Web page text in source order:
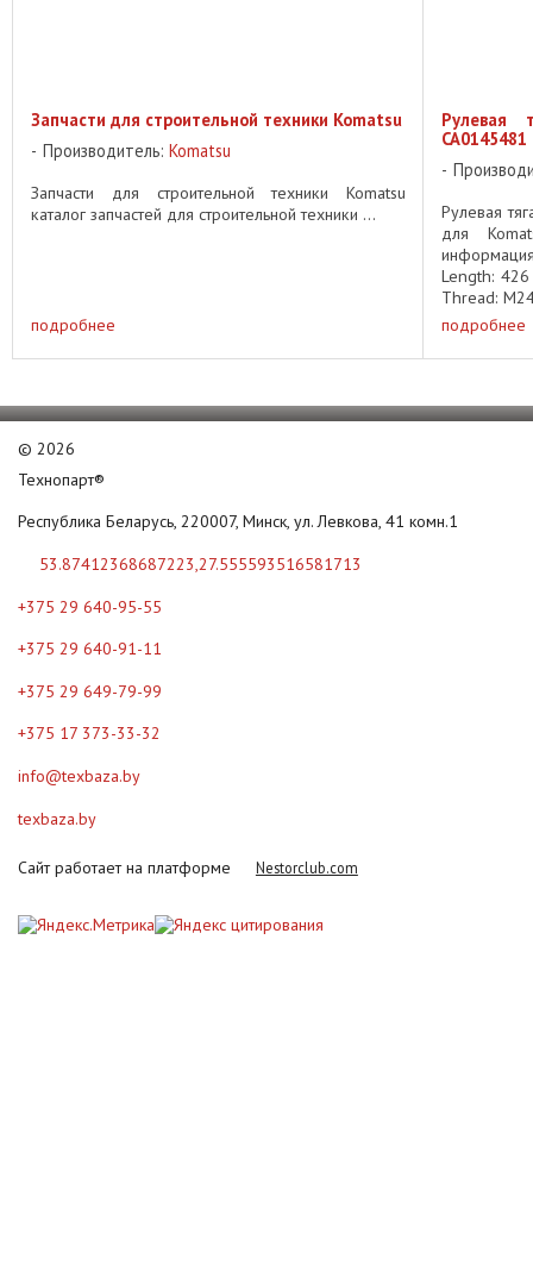
Запчасти для строительной техники Komatsu
Производитель: Komatsu
Запчасти для строительной техники Komatsu
каталог запчастей для строительной техники ...
подробнее
Рулевая
CA0145481
Рулевая
для
Length:
Thread:
подробнее
© 2026
Технопарт®
Республика Беларусь, 220007, Минск, ул. Левкова, 41 комн.1
53.87412368687223,27.555593516581713
+375 29 640-95-55
+375 29 640-91-11
+375 29 649-79-99
+375 17 373-33-32
info@texbaza.by
texbaza.by
Сайт работает на платформе Nestorclub.com